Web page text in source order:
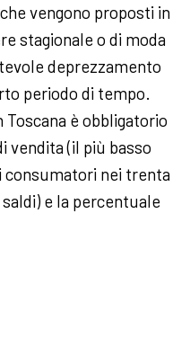
vengono proposti in
stagionale o di moda
deprezzamento
periodo di tempo.
Toscana è obbligatorio
vendita (il più basso
consumatori nei trenta
e la percentuale